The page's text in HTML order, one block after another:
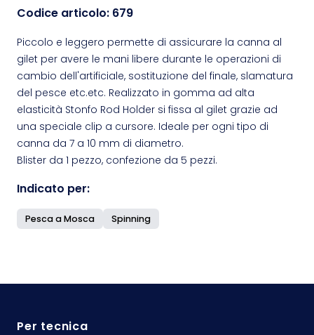
Codice articolo: 679
Piccolo e leggero permette di assicurare la canna al
gilet per avere le mani libere durante le operazioni di
cambio dell'artificiale, sostituzione del finale, slamatura
del pesce etc.etc. Realizzato in gomma ad alta
elasticità Stonfo Rod Holder si fissa al gilet grazie ad
una speciale clip a cursore. Ideale per ogni tipo di
canna da 7 a 10 mm di diametro.
Blister da 1 pezzo, confezione da 5 pezzi.
Indicato per:
Pesca a Mosca Spinning
Per tecnica